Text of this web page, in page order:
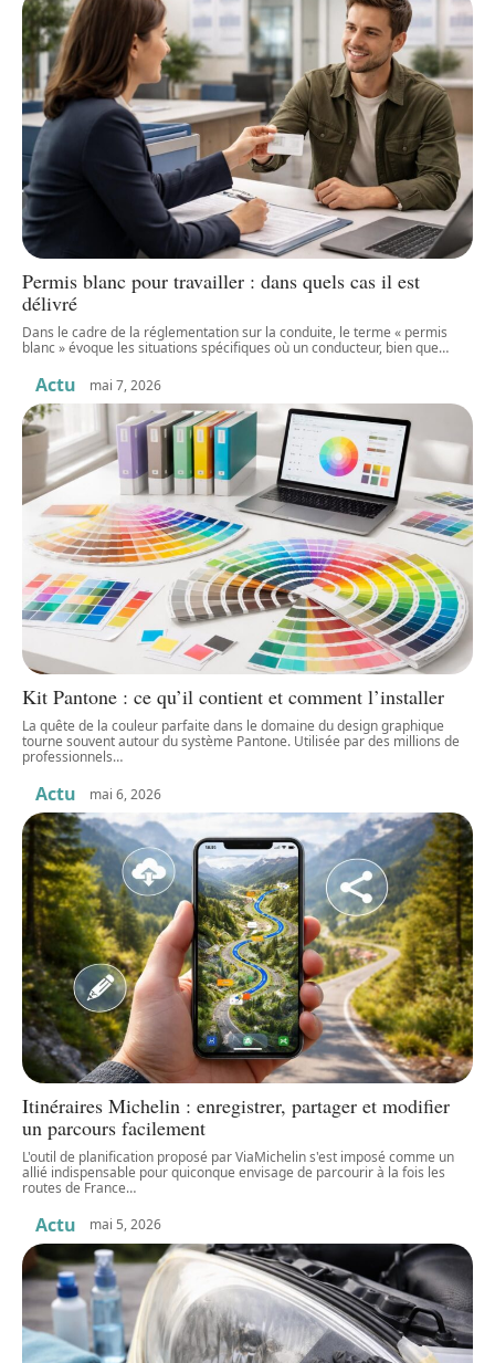
Permis blanc pour travailler : dans quels cas il est
délivré
Dans le cadre de la réglementation sur la conduite, le terme « permis
blanc » évoque les situations spécifiques où un conducteur, bien que…
Actu mai 7, 2026
Kit Pantone : ce qu’il contient et comment l’installer
La quête de la couleur parfaite dans le domaine du design graphique
tourne souvent autour du système Pantone. Utilisée par des millions de
professionnels…
Actu mai 6, 2026
Itinéraires Michelin : enregistrer, partager et modifier
un parcours facilement
L'outil de planification proposé par ViaMichelin s'est imposé comme un
allié indispensable pour quiconque envisage de parcourir à la fois les
routes de France…
Actu mai 5, 2026